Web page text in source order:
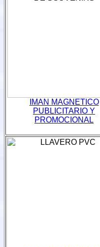
IMAN MAGNETICO
PUBLICITARIO Y
PROMOCIONAL